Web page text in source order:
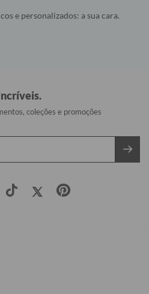
e personalizados: a sua cara.
coleções e promoções